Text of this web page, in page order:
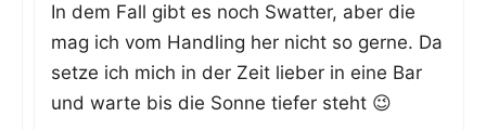
In dem Fall gibt es noch Swat­ter, aber die
mag ich vom Hand­ling her nicht so ger­ne. Da
set­ze ich mich in der Zeit lie­ber in eine Bar
und war­te bis die Son­ne tie­fer steht 😉